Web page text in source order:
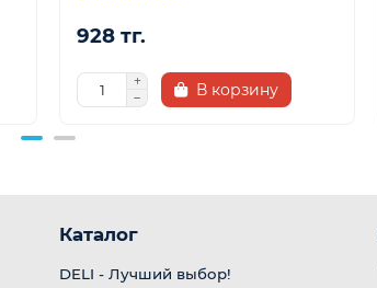
928 тг.
В корзину
Каталог
DELI - Лучший выбор!